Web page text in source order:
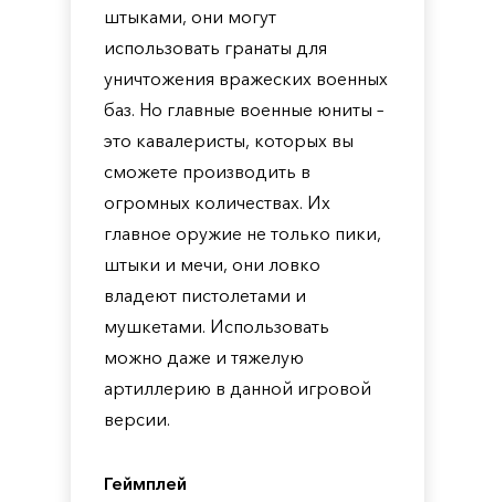
штыками, они могут
использовать гранаты для
уничтожения вражеских военных
баз. Но главные военные юниты –
это кавалеристы, которых вы
сможете производить в
огромных количествах. Их
главное оружие не только пики,
штыки и мечи, они ловко
владеют пистолетами и
мушкетами. Использовать
можно даже и тяжелую
артиллерию в данной игровой
версии.
Геймплей